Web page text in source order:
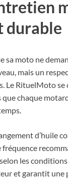
durable
sa moto ne
mais un
Le RituelMoto se
que chaque
d’huile
fréquence
les
et garantit une